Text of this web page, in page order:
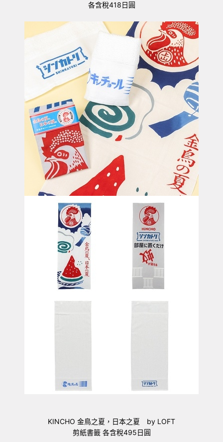
各含稅418日圓
KINCHO 金鳥之夏，日本之夏 by LOFT
剪紙書籤 各含稅495日圓